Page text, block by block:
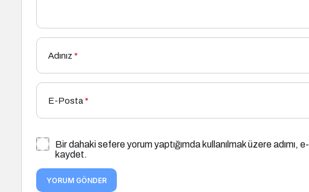
Adınız *
E-Posta*
Bir dahaki sefere yorum yaptığımda kullanılmak üzere
kaydet.
YORUM GÖNDER